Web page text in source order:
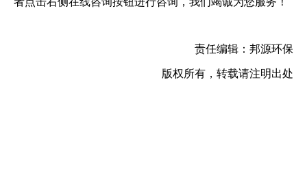
责任编辑：邦源环保
版权所有，转载请注明出处